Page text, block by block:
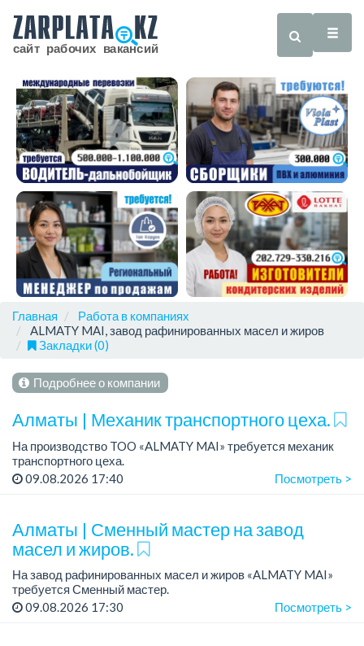
Главная
Работа в компаниях
ALMATY MAI, завод рафинированных масел и жиров
Закладки (0)
Подробнее о компании
Алматы | Механик транспортного цеха.
На производство TOO «ALMATY MAI» требуется механик
транспортного цеха.
Зарплата: до 380 000 тенге на руки.
09.08.2026 17:40 Посмотреть >
Алматы | Сменный мастер на завод
масел и жиров.
На завод рафинированных масел и жиров «ALMATY MAI»
требуется Сменный мастер.
Зарплата: 423 000 тенге.
График работы: сменный, 2/2, с 08.00 до 20.00 и с 20.00 до
09.08.2026 17:30 Посмотреть >